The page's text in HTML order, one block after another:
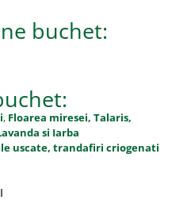
buchet:
, Floarea miresei, Talaris,
si Iarba
uscate, trandafiri criogenati